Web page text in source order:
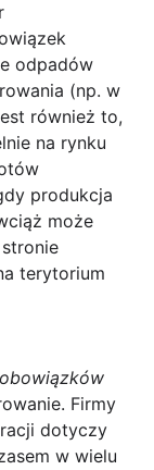
odpadów
(np. w
również to,
na rynku
produkcja
może
terytorium
Firmy
dotyczy
w wielu